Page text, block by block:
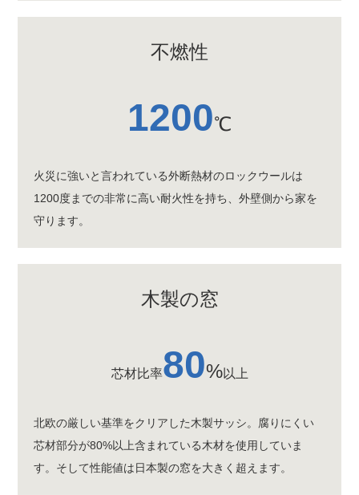
不燃性
1200℃
火災に強いと言われている外断熱材のロックウールは
1200度までの非常に高い耐火性を持ち、外壁側から家を
守ります。
木製の窓
芯材比率80%以上
北欧の厳しい基準をクリアした木製サッシ。腐りにくい
芯材部分が80%以上含まれている木材を使用していま
す。そして性能値は日本製の窓を大きく超えます。